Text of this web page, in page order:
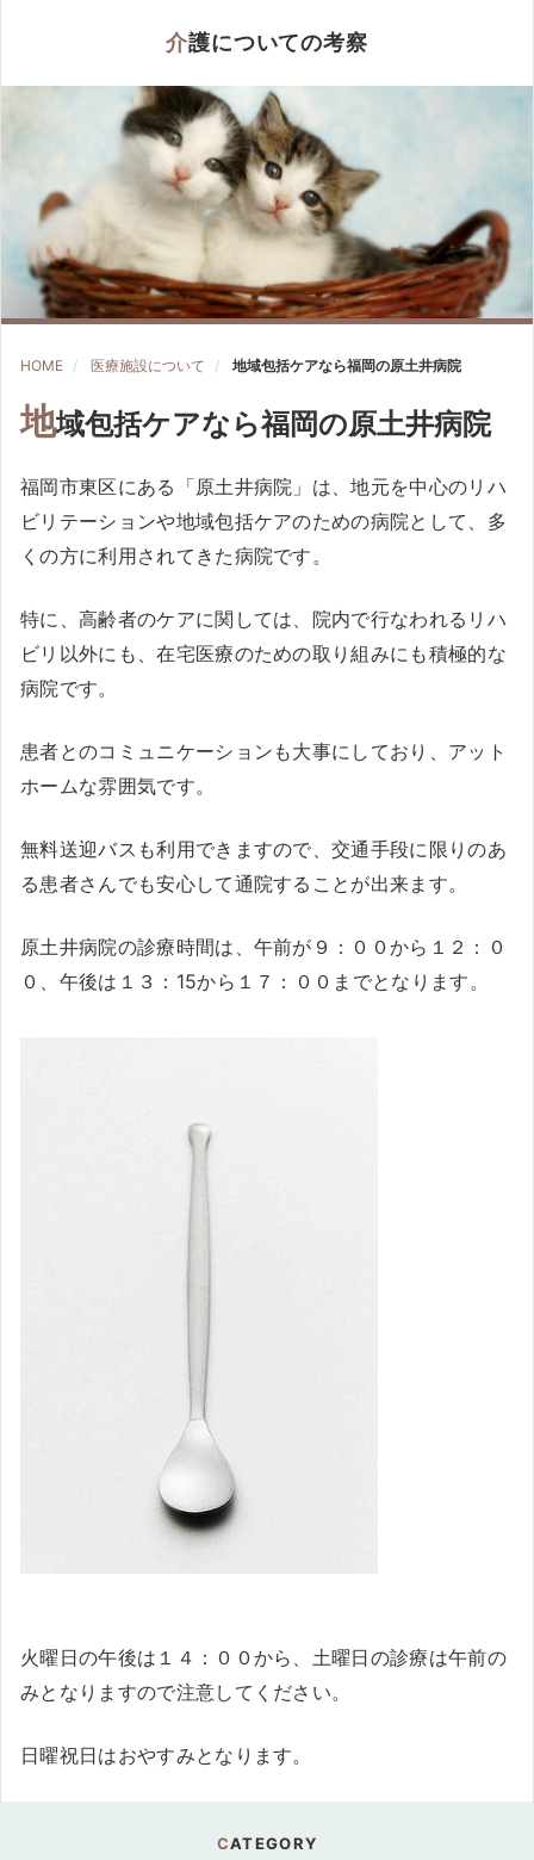
介護についての考察
HOME 医療施設について 地域包括ケアなら福岡の原土井病院
地域包括ケアなら福岡の原土井病院
福岡市東区にある「原土井病院」は、地元を中心のリハ
ビリテーションや地域包括ケアのための病院として、多
くの方に利用されてきた病院です。
特に、高齢者のケアに関しては、院内で行なわれるリハ
ビリ以外にも、在宅医療のための取り組みにも積極的な
病院です。
患者とのコミュニケーションも大事にしており、アット
ホームな雰囲気です。
無料送迎バスも利用できますので、交通手段に限りのあ
る患者さんでも安心して通院することが出来ます。
原土井病院の診療時間は、午前が９：００から１２：０
０、午後は１３：15から１７：００までとなります。
火曜日の午後は１４：００から、土曜日の診療は午前の
みとなりますので注意してください。
日曜祝日はおやすみとなります。
CATEGORY